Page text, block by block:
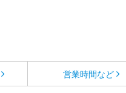
営業時間など